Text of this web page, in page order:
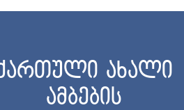
ახალი
ამბების